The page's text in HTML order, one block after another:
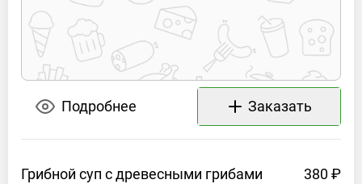
Подробнее Заказать
Грибной суп с древесными грибами 380 ₽